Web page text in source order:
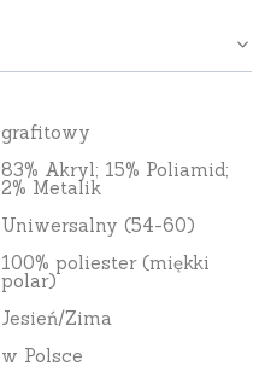
grafitowy
83% Akryl; 15% Poliamid;
2% Metalik
Uniwersalny (54-60)
100% poliester (miękki
polar)
Jesień/Zima
w Polsce